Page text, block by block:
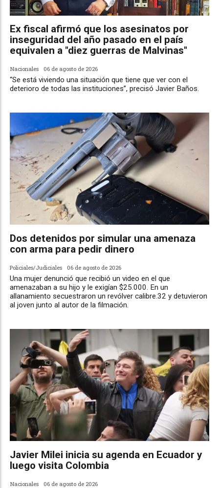
Ex fiscal afirmó que los asesinatos por
inseguridad del año pasado en el país
equivalen a "diez guerras de Malvinas"
Nacionales 06 de agosto de 2026
“Se está viviendo una situación que tiene que ver con el
deterioro de todas las instituciones”, precisó Javier Baños.
Dos detenidos por simular una amenaza
con arma para pedir dinero
Policiales/Judiciales 06 de agosto de 2026
Una mujer denunció que recibió un video en el que
amenazaban a su hijo y le exigían $25.000. En un
allanamiento secuestraron un revólver calibre.32 y detuvieron
al joven junto al autor de la filmación.
Javier Milei inicia su agenda en Ecuador y
luego visita Colombia
Nacionales 06 de agosto de 2026